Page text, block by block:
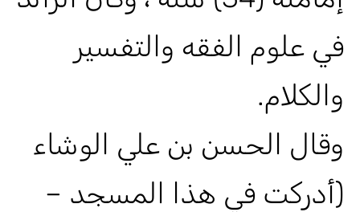
في علوم الفقه والتفسير
والكلام.
وقال الحسن بن علي الوشاء
(أدركت في هذا المسجد –